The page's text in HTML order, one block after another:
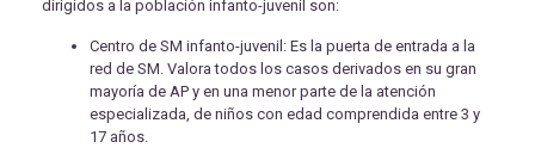
dirigidos a la población infanto-juvenil son:
Centro de SM infanto-juvenil: Es la puerta de entrada a la
red de SM. Valora todos los casos derivados en su gran
mayoría de AP y en una menor parte de la atención
especializada, de niños con edad comprendida entre 3 y
17 años.